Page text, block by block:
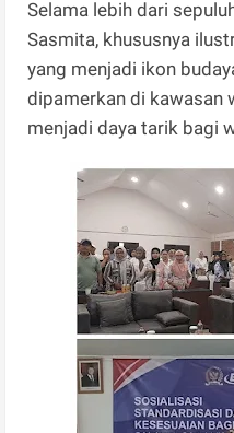
Selama lebih dari
Sasmita, khususnya
yang menjadi ikon
dipamerkan di kawasan
menjadi daya tarik bagi